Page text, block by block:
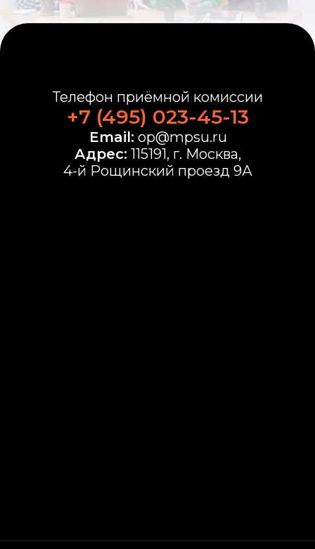
Телефон приёмной комиссии
+7 (495) 023-45-13
Email: op@mpsu.ru
Адрес: 115191, г. Москва,
4-й Рощинский проезд 9А